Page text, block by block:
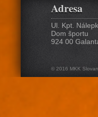
Adresa
Ul. Kpt.
Dom športu
924 00
© 2016 MKK